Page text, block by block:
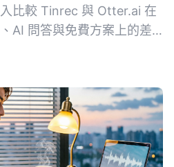
比較 Tinrec 與 Otter.ai 在
AI 問答與免費方案上的差